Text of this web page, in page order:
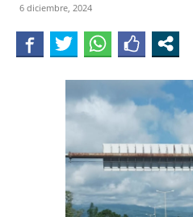
6 diciembre, 2024